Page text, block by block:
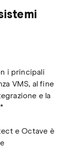
i principali
VMS, al fine
e la
e Octave è